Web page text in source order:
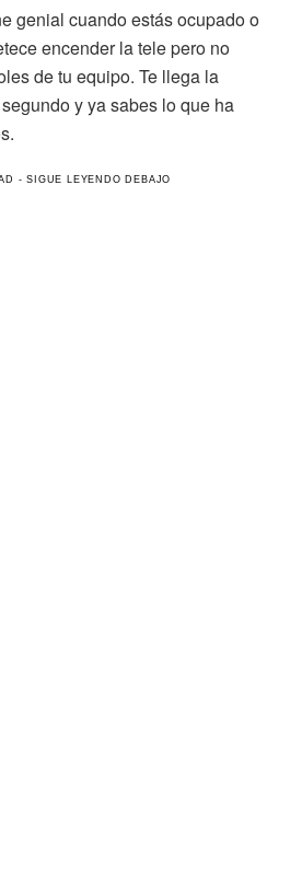
genial cuando estás ocupado o
encender la tele pero no
de tu equipo. Te llega la
y ya sabes lo que ha